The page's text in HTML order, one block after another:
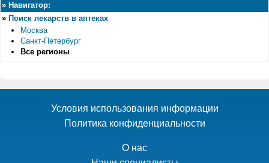
» Навигатор:
» Поиск лекарств в аптеках
Москва
Санкт-Петербург
Все регионы
Условия использования информации
Политика конфиденциальности
О нас